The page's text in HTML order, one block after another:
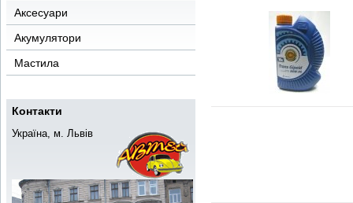
Аксесуари
Акумулятори
Мастила
Контакти
Україна, м. Львів